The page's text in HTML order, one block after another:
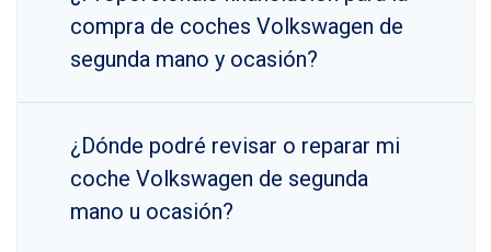
compra de coches Volkswagen de
segunda mano y ocasión?
¿Dónde podré revisar o reparar mi
coche Volkswagen de segunda
mano u ocasión?